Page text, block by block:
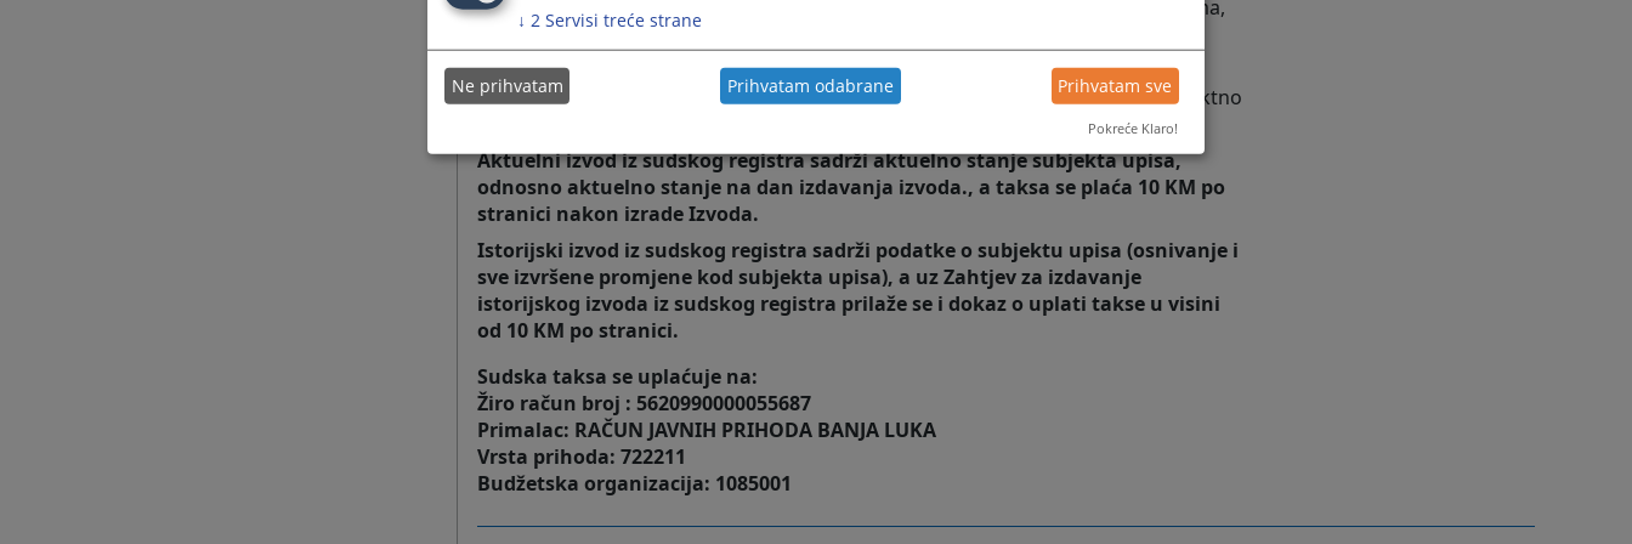
sudom koja se odnosi na postupanje po predmetima (postupanje po zaključcima,
dopuna zahtjeva i sl.) obavlja se predavanjem pismena na upisnik suda kod
referenta – upisničara.
Sve potrebne formulare možete preuzeti sa kartice "Prateći dokumenti" ili direktno
Aktuelni izvod iz sudskog registra sadrži aktuelno stanje subjekta upisa,
odnosno aktuelno stanje na dan izdavanja izvoda., a taksa se plaća 10 KM po
stranici nakon izrade Izvoda.
Istorijski izvod iz sudskog registra sadrži podatke o subjektu upisa (osnivanje i
sve izvršene promjene kod subjekta upisa), a uz Zahtjev za izdavanje
istorijskog izvoda iz sudskog registra prilaže se i dokaz o uplati takse u visini
od 10 KM po stranici.
Sudska taksa se uplaćuje na:
Žiro račun broj : 5620990000055687
Primalac: RAČUN JAVNIH PRIHODA BANJA LUKA
Vrsta prihoda: 722211
Budžetska organizacija: 1085001
↓ 2 Servisi treće strane
Ne prihvatam Prihvatam odabrane Prihvatam sve
Pokreće Klaro!